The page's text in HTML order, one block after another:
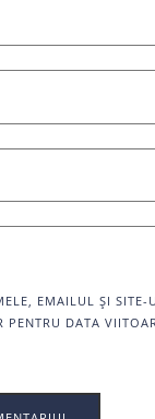
EMAILUL ȘI SITE-
PENTRU DATA